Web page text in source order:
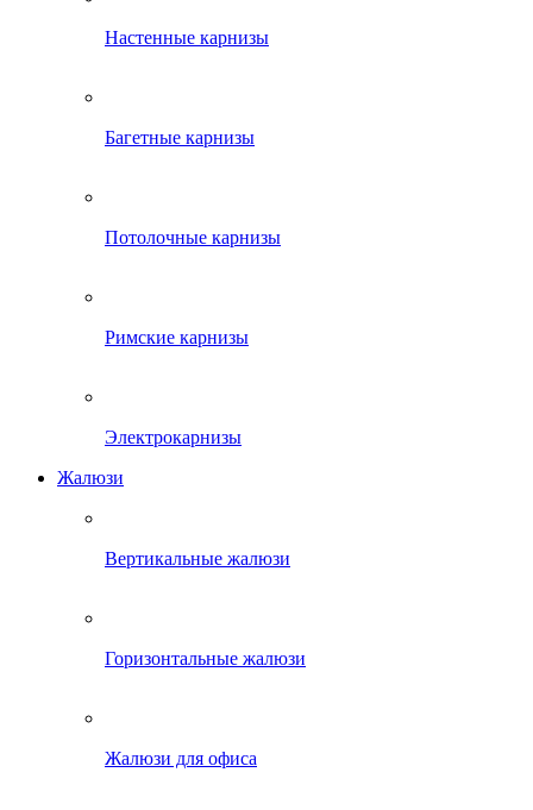
Настенные карнизы
Багетные карнизы
Потолочные карнизы
Римские карнизы
Электрокарнизы
Жалюзи
Вертикальные жалюзи
Горизонтальные жалюзи
Жалюзи для офиса